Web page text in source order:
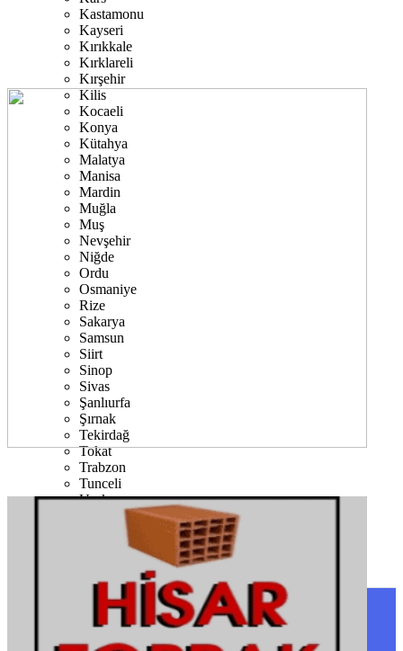
Kastamonu
Kayseri
Kırıkkale
Kırklareli
Kırşehir
Kilis
Kocaeli
Konya
Kütahya
Malatya
Manisa
Mardin
Muğla
Muş
Nevşehir
Niğde
Ordu
Osmaniye
Rize
Sakarya
Samsun
Siirt
Sinop
Sivas
Şanlıurfa
Şırnak
Tekirdağ
Tokat
Trabzon
Tunceli
Uşak